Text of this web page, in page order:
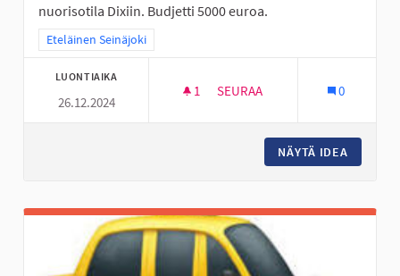
nuorisotila Dixiin. Budjetti 5000 euroa.
Rajaa tulokset teeman mukaan: Eteläinen Seinäjoki
Eteläinen Seinäjoki
LUONTIAIKA
26.12.2024
1 1 SEURAAJA
SEURAA 0
NÄYTÄ IDEA